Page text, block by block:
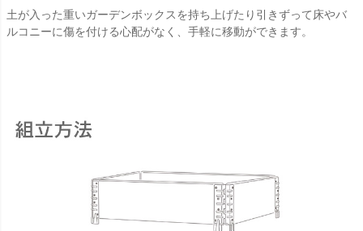
土が入った重いガーデンボックスを持ち上げたり引きずって床やバ
ルコニーに傷を付ける心配がなく、手軽に移動ができます。